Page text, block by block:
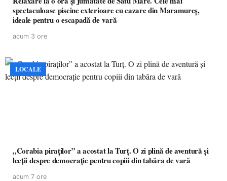
spectaculoase piscine exterioare cu cazare din Maramureș,
ideale pentru o escapadă de vară
acum 3 ore
LOCALE
„Corabia piraților” a acostat la Turț. O zi plină de aventură și
lecții despre democrație pentru copiii din tabăra de vară
acum 7 ore